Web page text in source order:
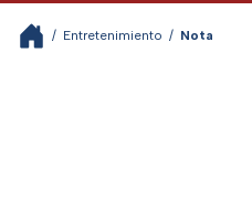
/ Entretenimiento / Nota